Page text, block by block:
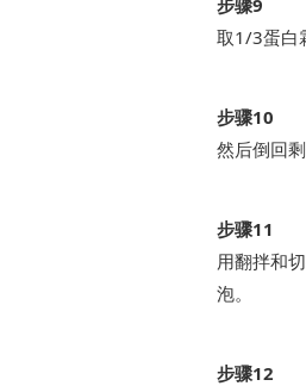
步骤9
取1/3蛋白
步骤10
然后倒回
步骤11
用翻拌和
泡。
步骤12